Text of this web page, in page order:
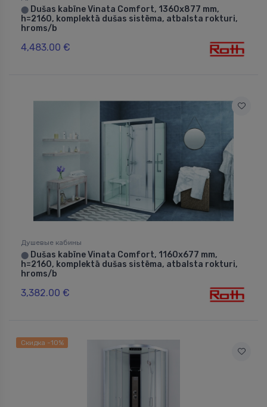
⬤ Dušas kabīne Vinata Comfort, 1360x877 mm,
h=2160, komplektā dušas sistēma, atbalsta rokturi,
hroms/b
4,483.00 €
Душевые кабины
⬤ Dušas kabīne Vinata Comfort, 1160x677 mm,
h=2160, komplektā dušas sistēma, atbalsta rokturi,
hroms/b
3,382.00 €
Скидка -10%